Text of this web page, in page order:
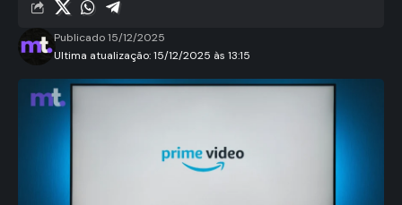
Ultima atualização: 15/12/2025 às 13:15
Publicado 15/12/2025